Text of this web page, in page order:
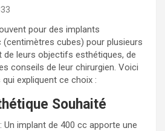
pour des implants
cubes) pour plusieurs
de leurs objectifs esthétiques, de
conseils de leur chirurgien. Voici
expliquent ce choix :
Souhaité
: Un implant de 400 cc apporte une